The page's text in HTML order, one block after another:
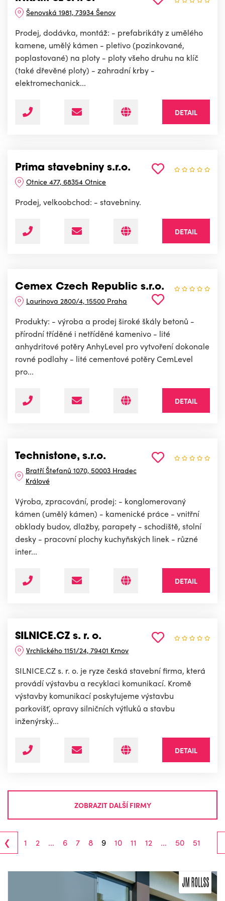
Šenovská 1981, 73934 Šenov
Prodej, dodávka, montáž: - prefabrikáty z umělého
kamene, umělý kámen - pletivo (pozinkované,
poplastované) na ploty - ploty všeho druhu na klíč
(také dřevěné ploty) - zahradní krby -
elektromechanick...
DETAIL
Prima stavebniny s.r.o.
Otnice 477, 68354 Otnice
Prodej, velkoobchod: - stavebniny.
DETAIL
Cemex Czech Republic s.r.o.
Laurinova 2800/4, 15500 Praha
Produkty: - výroba a prodej široké škály betonů -
přírodní tříděné i netříděné kamenivo - lité
anhydritové potěry AnhyLevel pro vytvoření dokonale
rovné podlahy - lité cementové potěry CemLevel
pro...
DETAIL
Technistone, s.r.o.
Bratří Štefanů 1070, 50003 Hradec
Králové
Výroba, zpracování, prodej: - konglomerovaný
kámen (umělý kámen) - kamenické práce - vnitřní
obklady budov, dlažby, parapety - schodiště, stolní
desky - pracovní plochy kuchyňských linek - různé
inter...
DETAIL
SILNICE.CZ s. r. o.
Vrchlického 1151/24, 79401 Krnov
SILNICE.CZ s. r. o. je ryze česká stavební firma, která
provádí výstavbu a recyklaci komunikací. Kromě
výstavby komunikací poskytujeme výstavbu
parkovišť, opravy silničních výtluků a stavbu
inženýrský...
DETAIL
ZOBRAZIT DALŠÍ FIRMY
‹ 1 2 ... 6 7 8 9 10 11 12 ... 50 51